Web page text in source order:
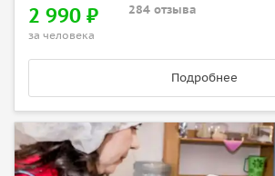
2 990 ₽
за человека
284 отзыва
Подробнее